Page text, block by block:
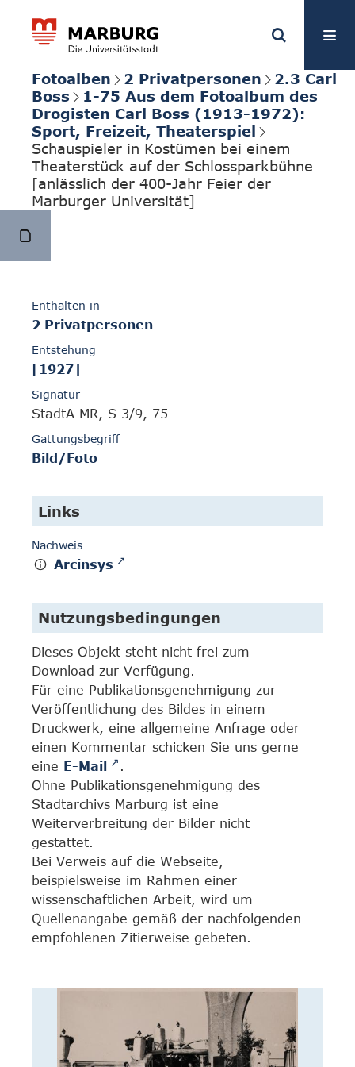
Fotoalben 2 Privatpersonen
2.3 Carl
Boss
1-75 Aus dem Fotoalbum des
Drogisten Carl Boss (1913-1972):
Sport, Freizeit, Theaterspiel
Schauspieler in Kostümen bei einem
Theaterstück auf der Schlossparkbühne
[anlässlich der 400-Jahr Feier der
Marburger Universität]
Enthalten in
2 Privatpersonen
Entstehung
[1927]
Signatur
StadtA MR, S 3/9, 75
Gattungsbegriff
Bild/Foto
Links
Nachweis
Arcinsys
Nutzungsbedingungen
Dieses Objekt steht nicht frei zum
Download zur Verfügung.
Für eine Publikationsgenehmigung zur
Veröffentlichung des Bildes in einem
Druckwerk, eine allgemeine Anfrage oder
einen Kommentar schicken Sie uns gerne
eine E-Mail
.
Ohne Publikationsgenehmigung des
Stadtarchivs Marburg ist eine
Weiterverbreitung der Bilder nicht
gestattet.
Bei Verweis auf die Webseite,
beispielsweise im Rahmen einer
wissenschaftlichen Arbeit, wird um
Quellenangabe gemäß der nachfolgenden
empfohlenen Zitierweise gebeten.